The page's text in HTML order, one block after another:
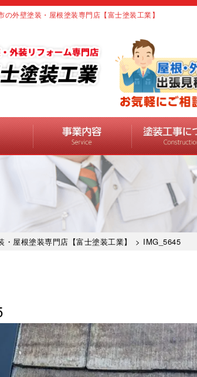
外壁塗装・屋根塗装専門店【富士塗装工業】
屋根塗装専門店【富士塗装工業】 > IMG_5645